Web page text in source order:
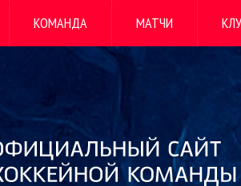
КОМАНДА МАТЧИ